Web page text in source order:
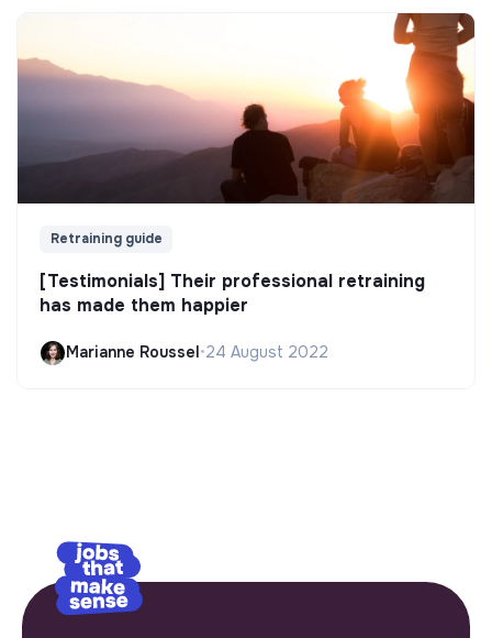
Retraining guide
[Testimonials] Their professional retraining
has made them happier
Marianne Roussel•24 August 2022